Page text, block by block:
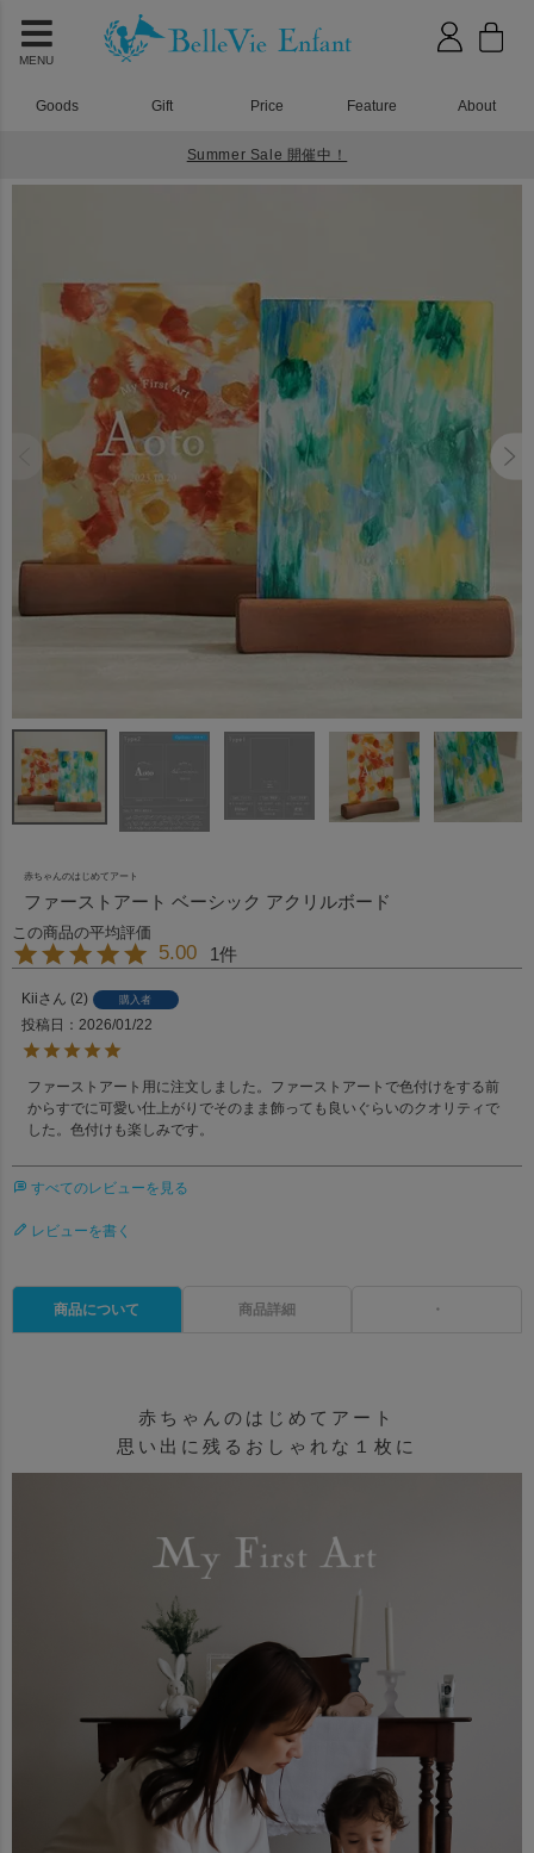
MENU
Goods Gift Price Feature About
Summer Sale 開催中！
ファーストアート ベーシック アクリルボード
赤ちゃんのはじめてアート
ファーストアート ベーシック アクリルボード
5.00 1
Kii 2 購入者
投稿日 2026/01/22
ファーストアート用に注文しました。ファーストアートで色付けをする前
からすでに可愛い仕上がりでそのまま飾っても良いぐらいのクオリティで
した。色付けも楽しみです。
すべてのレビューを見る
レビューを書く
商品について
赤ちゃんのはじめてアート
思い出に残るおしゃれな１枚に
商品詳細 ・